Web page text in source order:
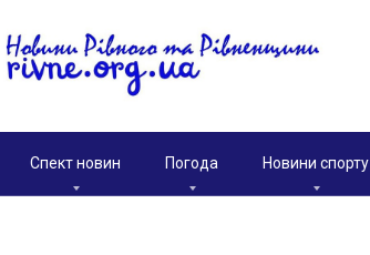
Спект новин Погода Новини спорту